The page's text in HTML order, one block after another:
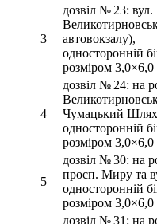
3
дозвіл № 23: вул.
автовокзалу),
односторонній
розміром
4
дозвіл № 24: на
Чумацький
односторонній
розміром
5
дозвіл № 30: на
просп. Миру та
односторонній
розміром
дозвіл № 31: на